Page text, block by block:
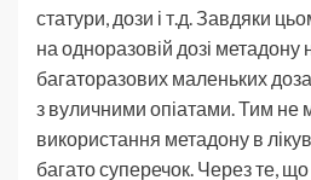
статури, дози і т.д. Завдяки
на одноразовій дозі метадону
багаторазових маленьких
з вуличними опіатами. Тим не
використання метадону в
багато суперечок. Через те, що